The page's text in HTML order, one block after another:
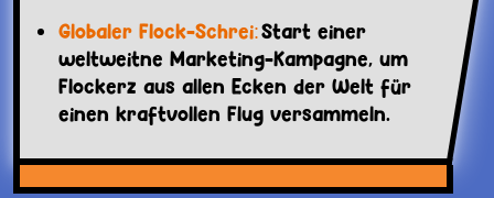
Globaler Flock-Schrei:Start einer
weltweitne Marketing-Kampagne, um
Flockerz aus allen Ecken der Welt für
einen kraftvollen Flug versammeln.